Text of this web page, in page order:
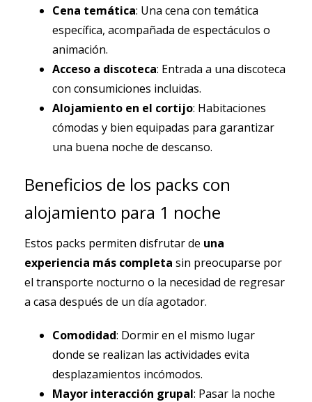
Cena temática: Una cena con temática
específica, acompañada de espectáculos o
animación.
Acceso a discoteca: Entrada a una discoteca
con consumiciones incluidas.
Alojamiento en el cortijo: Habitaciones
cómodas y bien equipadas para garantizar
una buena noche de descanso.
Beneficios de los packs con
alojamiento para 1 noche
Estos packs permiten disfrutar de una
experiencia más completa sin preocuparse por
el transporte nocturno o la necesidad de regresar
a casa después de un día agotador.
Comodidad: Dormir en el mismo lugar
donde se realizan las actividades evita
desplazamientos incómodos.
Mayor interacción grupal: Pasar la noche